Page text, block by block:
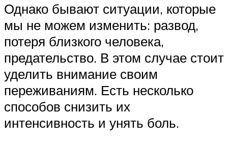
Однако бывают ситуации, которые
мы не можем изменить: развод,
потеря близкого человека,
предательство. В этом случае стоит
уделить внимание своим
переживаниям. Есть несколько
способов снизить их
интенсивность и унять боль.